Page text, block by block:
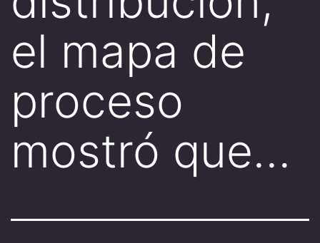
el mapa de
proceso
mostró que…